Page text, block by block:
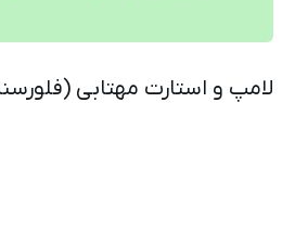
لامپ و استارت مهتابی